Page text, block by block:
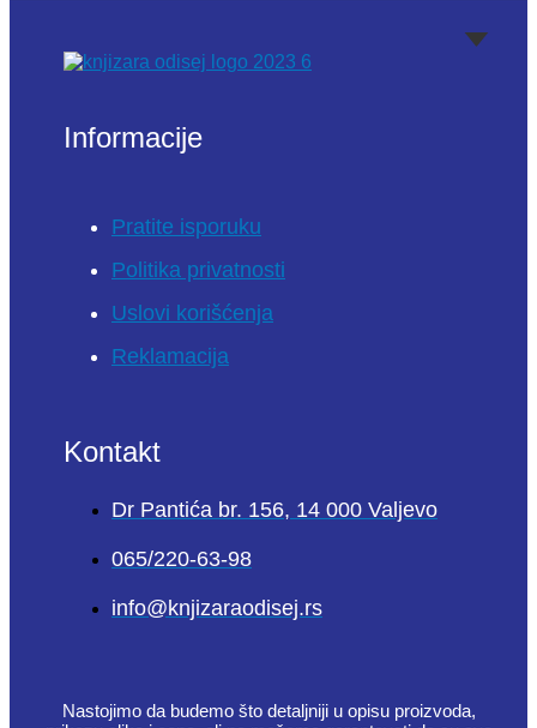
Informacije
Pratite isporuku
Politika privatnosti
Uslovi korišćenja
Reklamacija
Kontakt
Dr Pantića br. 156, 14 000 Valjevo
065/220-63-98
info@knjizaraodisej.rs
Nastojimo da budemo što detaljniji u opisu proizvoda,